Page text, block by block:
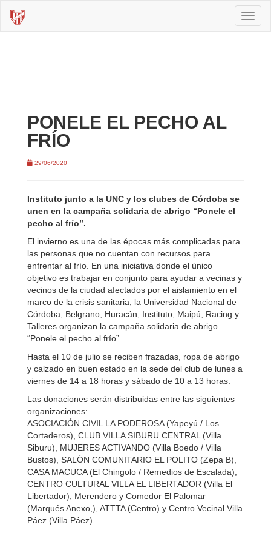
PONELE EL PECHO AL
FRÍO
29/06/2020
Instituto junto a la UNC y los clubes de Córdoba se
unen en la campaña solidaria de abrigo “Ponele el
pecho al frío”.
El invierno es una de las épocas más complicadas para
las personas que no cuentan con recursos para
enfrentar al frío. En una iniciativa donde el único
objetivo es trabajar en conjunto para ayudar a vecinas y
vecinos de la ciudad afectados por el aislamiento en el
marco de la crisis sanitaria, la ​Universidad Nacional de
Córdoba, Belgrano, Huracán, Instituto, Maipú, Racing y
Talleres ​organizan la campaña solidaria de abrigo ​
“Ponele el pecho al frío”.
Hasta el ​10 de julio se reciben ​frazadas, ropa de abrigo
y calzado en buen estado en la sede del club de lunes a
viernes de 14 a 18 horas y sábado de 10 a 13 horas.
Las donaciones serán distribuidas entre las siguientes
organizaciones:
ASOCIACIÓN CIVIL LA PODEROSA (Yapeyú / Los
Cortaderos), CLUB VILLA SIBURU CENTRAL (Villa
Siburu), MUJERES ACTIVANDO (Villa Boedo / Villa
Bustos), SALÓN COMUNITARIO EL POLITO (Zepa B),
CASA MACUCA (El Chingolo / Remedios de Escalada),
CENTRO CULTURAL VILLA EL LIBERTADOR (Villa El
Libertador), Merendero y Comedor El Palomar
(Marqués Anexo,), ATTTA (Centro) y Centro Vecinal Villa
Páez (Villa Páez).